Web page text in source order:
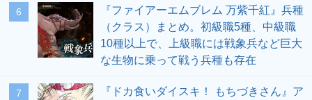
6
『ファイアーエムブレム 万紫千紅』兵種
（クラス）まとめ。初級職5種、中級職
10種以上で、上級職には戦象兵など巨大
な生物に乗って戦う兵種も存在
7
『ドカ食いダイスキ！ もちづきさん』ア